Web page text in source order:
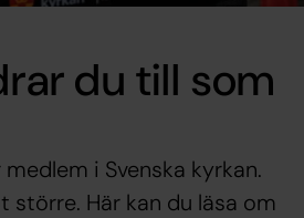
du till som
i Svenska kyrkan.
större. Här kan du läsa om